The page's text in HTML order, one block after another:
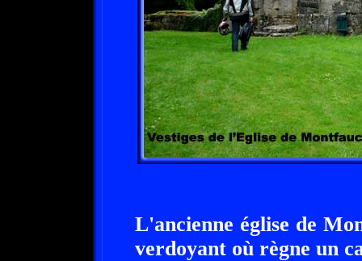
L'ancienne église de
verdoyant où règne un